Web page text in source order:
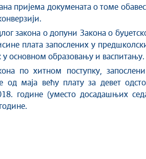
пријема докумената о томе
закона о допуни Закона о
плата запослених у
у основном образовању и васпитању.
по хитном поступку,
од маја већу плату за девет
године (уместо досадашњих